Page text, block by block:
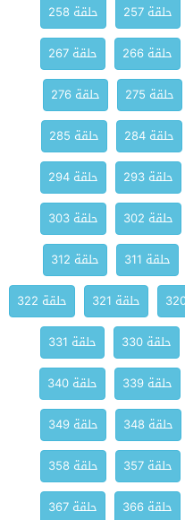
حلقة 257
حلقة 258
حلقة 266
حلقة 267
حلقة 275
حلقة 276
حلقة 284
حلقة 285
حلقة 293
حلقة 294
حلقة 302
حلقة 303
حلقة 311
حلقة 312
حلقة 321
حلقة 322
حلقة 330
حلقة 331
حلقة 339
حلقة 340
حلقة 348
حلقة 349
حلقة 357
حلقة 358
حلقة 366
حلقة 367